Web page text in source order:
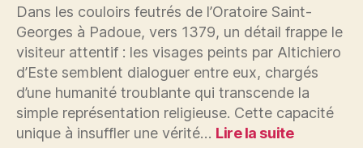
t-
il
mis
en
scène
la
douleur
collective
Dans les couloirs feutrés de l’Oratoire Saint-
Georges à Padoue, vers 1379, un détail frappe le
visiteur attentif : les visages peints par Altichiero
d’Este semblent dialoguer entre eux, chargés
d’une humanité troublante qui transcende la
simple représentation religieuse. Cette capacité
unique à insuffler une vérité… Lire la suite: